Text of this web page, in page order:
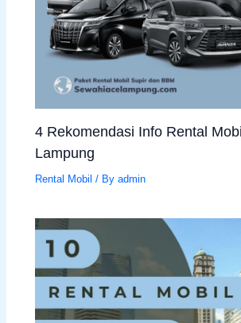
4 Rekomendasi Info Rental
Lampung
Rental Mobil / Byadmin